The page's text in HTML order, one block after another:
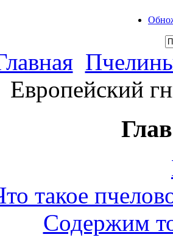
Европейский
такое
Содержим